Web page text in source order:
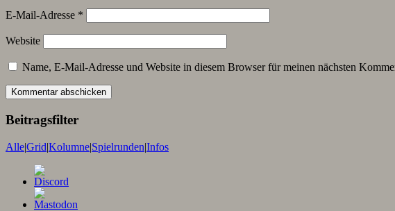
E-Mail-Adresse *
Website
Name, E-Mail-Adresse und Website in diesem Browser für meinen nächsten
Beitragsfilter
Alle|Grid|Kolumne|Spielrunden|Infos